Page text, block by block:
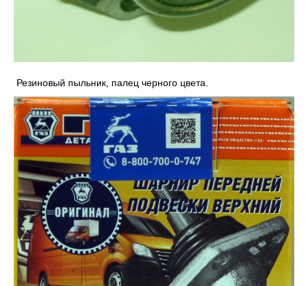
Резиновый пыльник, палец черного цвета.